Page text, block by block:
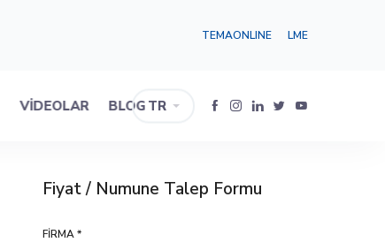
TEMAONLINE LME
VIDEOLAR BLOG TR
Fiyat / Numune Talep Formu
FIRMA *